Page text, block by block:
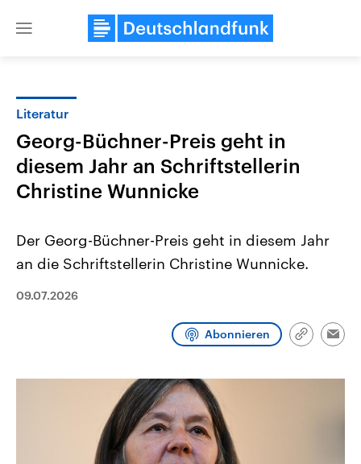
Close
2026
September 2026 einen neuen
Umfragen, Prognosen,
Wahlprogramme, aktuelle Berichte
und Hintergründe zu den Parteien
und Kandidaten der anstehenden
Wirtschaftlich und
gehören die Vereinigten
den mächtigsten Ländern
Programm Podcasts
Audio-Archiv
Literatur
Georg-Büchner-Preis geht in
diesem Jahr an Schriftstellerin
Christine Wunnicke
Der Georg-Büchner-Preis geht in diesem Jahr
an die Schriftstellerin Christine Wunnicke.
09.07.2026
Abonnieren
Link